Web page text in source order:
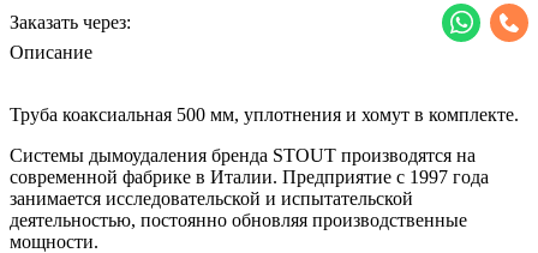
Заказать через:
Описание
Труба коаксиальная 500 мм, уплотнения и хомут в комплекте.
Системы дымоудаления бренда STOUT производятся на
современной фабрике в Италии. Предприятие с 1997 года
занимается исследовательской и испытательской
деятельностью, постоянно обновляя производственные
мощности.